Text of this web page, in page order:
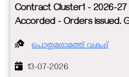
Contract Cluster1 - 2026-
Accorded - Orders issued.
പൊതുമരാമത്ത് വകുപ്പ്
13-07-2026